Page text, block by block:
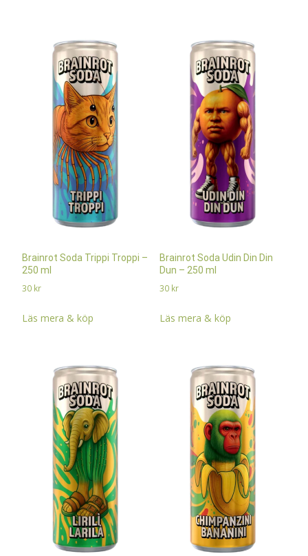
Brainrot Soda Trippi Troppi –
250 ml
30 kr
Läs mera & köp
Brainrot Soda Udin Din Din
Dun – 250 ml
30 kr
Läs mera & köp